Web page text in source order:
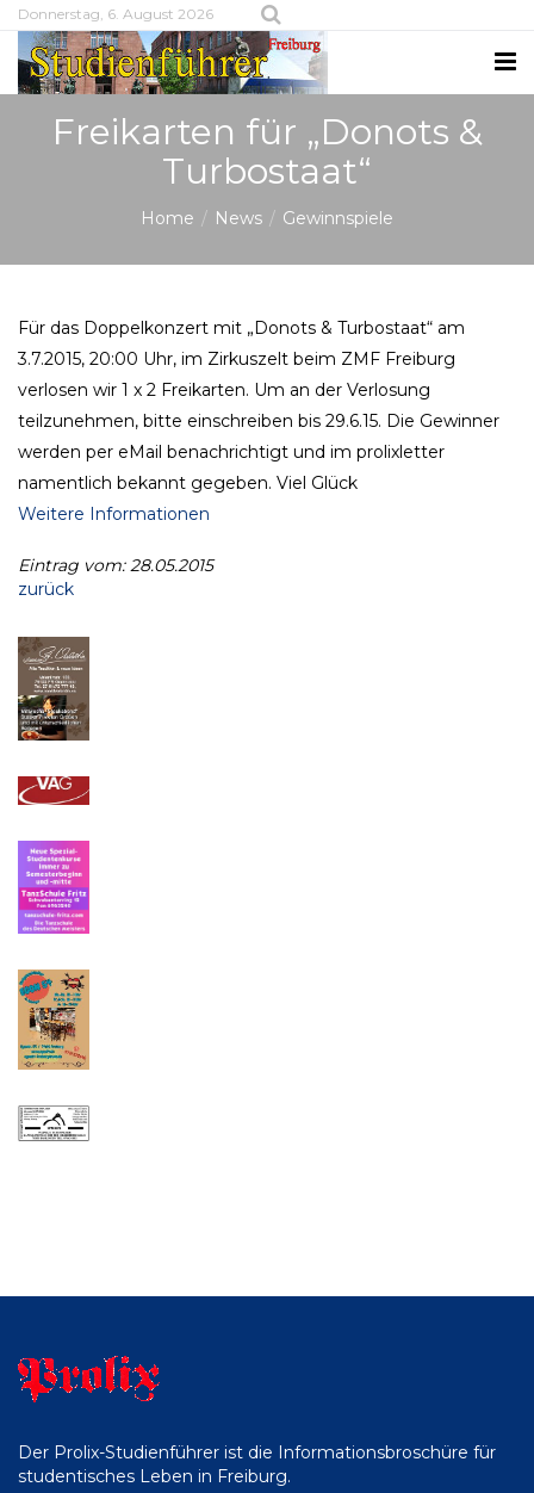
Donnerstag, 6. August 2026
Freikarten für „Donots &
Turbostaat“
Home News Gewinnspiele
Für das Doppelkonzert mit „Donots & Turbostaat“ am
3.7.2015, 20:00 Uhr, im Zirkuszelt beim ZMF Freiburg
verlosen wir 1 x 2 Freikarten. Um an der Verlosung
teilzunehmen, bitte einschreiben bis 29.6.15. Die Gewinner
werden per eMail benachrichtigt und im prolixletter
namentlich bekannt gegeben. Viel Glück
Weitere Informationen
Eintrag vom: 28.05.2015
zurück
Der Prolix-Studienführer ist die Informationsbroschüre für
studentisches Leben in Freiburg.